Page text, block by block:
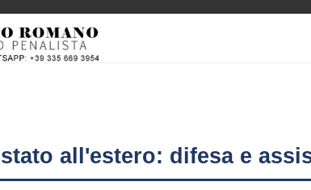
all'estero: difesa e